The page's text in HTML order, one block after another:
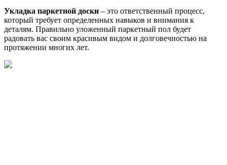
Укладка паркетной доски – это ответственный процесс,
который требует определенных навыков и внимания к
деталям. Правильно уложенный паркетный пол будет
радовать вас своим красивым видом и долговечностью на
протяжении многих лет.